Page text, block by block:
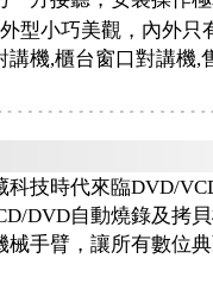
型小巧美觀，內外只
講機,櫃台窗口對講機,
科技時代來臨DVD/
DVD自動燒錄及拷
械手臂，讓所有數位